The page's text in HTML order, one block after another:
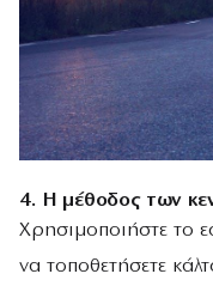
4. Η μέθοδος των
Χρησιμοποιήστε το
να τοποθετήσετε